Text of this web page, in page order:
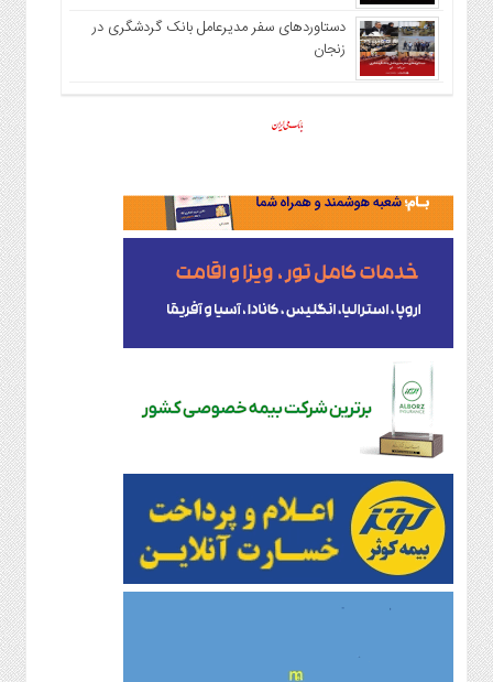
دستاوردهای سفر مدیرعامل بانک گردشگری در
زنجان